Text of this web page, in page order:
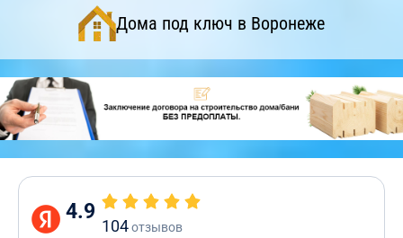
Дома под ключ в Воронеже
4.9
104отзывов